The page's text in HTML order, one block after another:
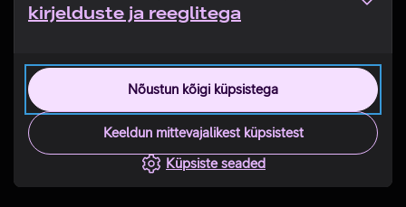
kirjelduste ja reeglitega
Nõustun kõigi küpsistega
Keeldun mittevajalikest küpsistest
Küpsiste seaded